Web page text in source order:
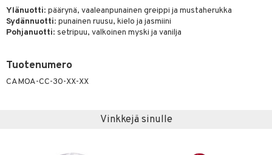
Ylänuotti: päärynä, vaaleanpunainen greippi ja mustaherukka
Sydännuotti: punainen ruusu, kielo ja jasmiini
Pohjanuotti: setripuu, valkoinen myski ja vanilja
Tuotenumero
CAMOA-CC-30-XX-XX
Vinkkejä sinulle